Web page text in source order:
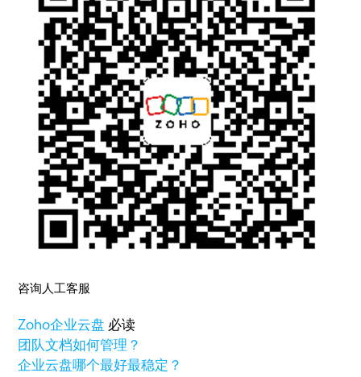
咨询人工客服
Zoho企业云盘 必读
团队文档如何管理？
企业云盘哪个最好最稳定？